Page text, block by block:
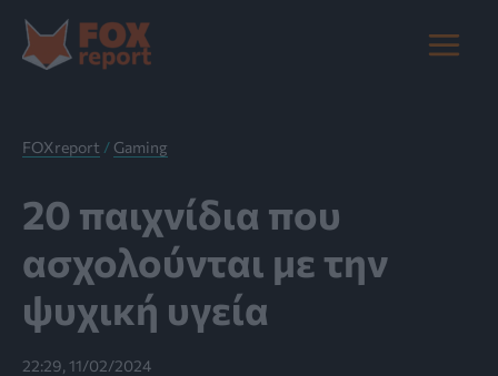
στο
περιεχόμενο
Main
FOXreport / Gaming
20 παιχνίδια που
ασχολούνται με την
ψυχική υγεία
22:29, 11/02/2024